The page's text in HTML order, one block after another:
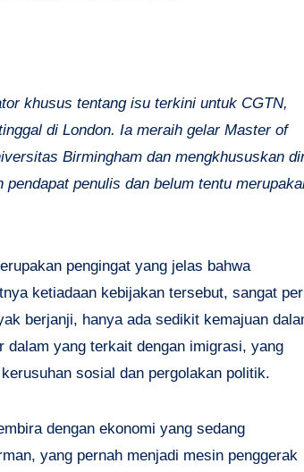
khusus tentang isu terkini untuk CGTN,
di London. Ia meraih gelar Master of
Birmingham dan mengkhususkan
penulis dan belum tentu
pengingat yang jelas bahwa
ketiadaan kebijakan tersebut, sangat
berjanji, hanya ada sedikit kemajuan
dalam yang terkait dengan imigrasi, yang
sosial dan pergolakan politik.
dengan ekonomi yang sedang
yang pernah menjadi mesin penggerak